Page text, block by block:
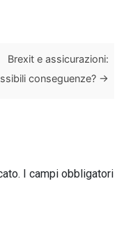
Brexit e assicurazioni:
conseguenze? →
I campi obbligatori